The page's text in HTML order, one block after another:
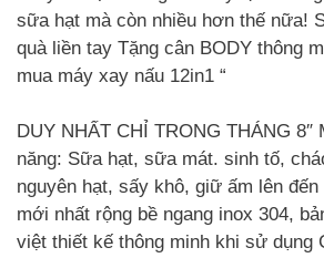
sữa hạt mà còn nhiều hơn thế nữa!
quà liền tay Tặng cân BODY thông
mua máy xay nấu 12in1 “
DUY NHẤT CHỈ TRONG THÁNG 8″
năng: Sữa hạt, sữa mát. sinh tố,
nguyên hạt, sấy khô, giữ ấm lên
mới nhất rộng bề ngang inox 304,
việt thiết kế thông minh khi sử dụng